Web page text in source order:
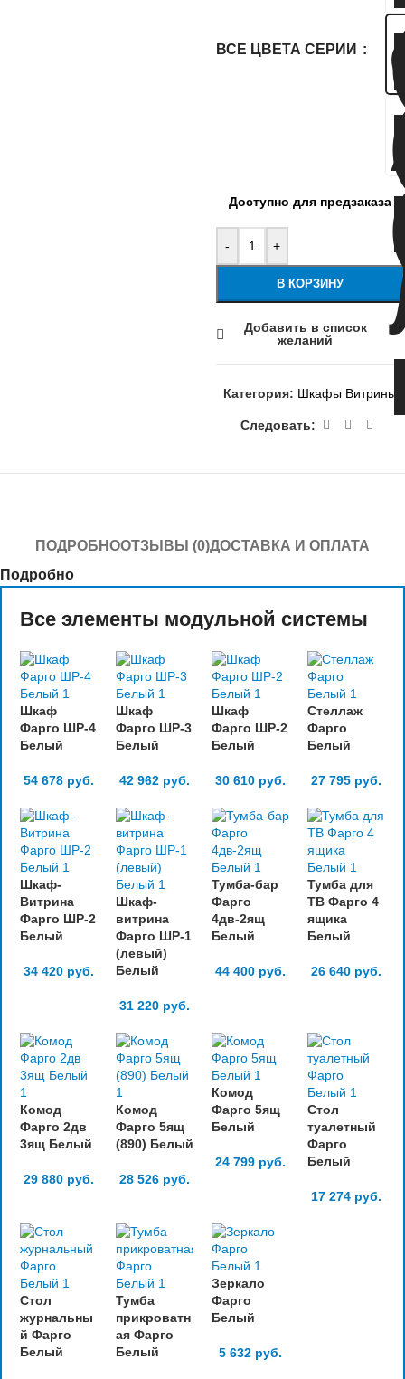
ВСЕ ЦВЕТА СЕРИИ
Доступно для предзаказа
- +
В КОРЗИНУ
Добавить в список
желаний
Категория: Шкафы Витрины
Следовать:
ПОДРОБНООТЗЫВЫ (0)ДОСТАВКА И ОПЛАТА
Подробно
Все элементы модульной системы
Шкаф
Фарго ШР-4
Белый
54 678 руб.
Шкаф
Фарго ШР-3
Белый
42 962 руб.
Шкаф
Фарго ШР-2
Белый
30 610 руб.
Стеллаж
Фарго
Белый
27 795 руб.
Шкаф-
Витрина
Фарго ШР-2
Белый
34 420 руб.
Шкаф-
витрина
Фарго ШР-1
(левый)
Белый
31 220 руб.
Тумба-бар
Фарго
4дв-2ящ
Белый
44 400 руб.
Тумба для
ТВ Фарго 4
ящика
Белый
26 640 руб.
Комод
Фарго 2дв
3ящ Белый
29 880 руб.
Комод
Фарго 5ящ
(890) Белый
28 526 руб.
Комод
Фарго 5ящ
Белый
24 799 руб.
Стол
туалетный
Фарго
Белый
17 274 руб.
Стол
журнальны
й Фарго
Белый
Тумба
прикроватн
ая Фарго
Белый
Зеркало
Фарго
Белый
5 632 руб.